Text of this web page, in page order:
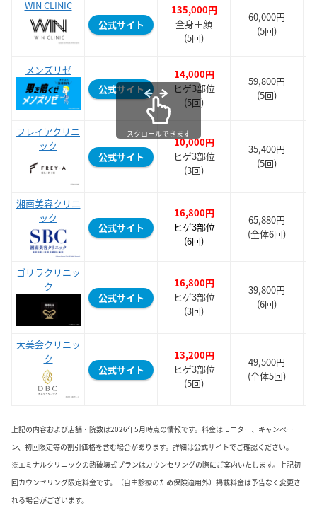
WIN CLINIC
公式サイト
135,000円
全身＋顔
(5回)
60,000円
(5回)
メンズリゼ
公式サイト
14,000円
ヒゲ3部位
(5回)
59,800円
(5回)
フレイアクリニ
ック
公式サイト
10,000円
ヒゲ3部位
(3回)
35,400円
(5回)
湘南美容クリニ
ック
公式サイト
16,800円
ヒゲ3部位
(6回)
65,880円
(全体6回)
ゴリラクリニッ
ク
公式サイト
16,800円
ヒゲ3部位
(3回)
39,800円
(6回)
大美会クリニッ
ク
公式サイト
13,200円
ヒゲ3部位
(5回)
49,500円
(全体5回)
スクロールできます
上記の内容および店舗・院数は2026年5月時点の情報です。料金はモニター、キャンペー
ン、初回限定等の割引価格を含む場合があります。詳細は公式サイトでご確認ください。
※エミナルクリニックの熱破壊式プランはカウンセリングの際にご案内いたします。上記初
回カウンセリング限定料金です。（自由診療のため保険適用外）掲載料金は予告なく変更さ
れる場合がございます。